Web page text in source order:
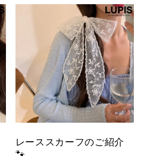
レーススカーフのご紹介
🐾